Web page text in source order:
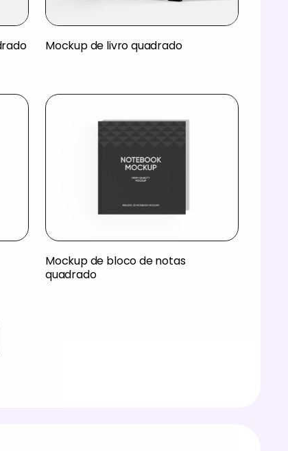
Mockup de livro quadrado
Mockup de bloco de notas
quadrado